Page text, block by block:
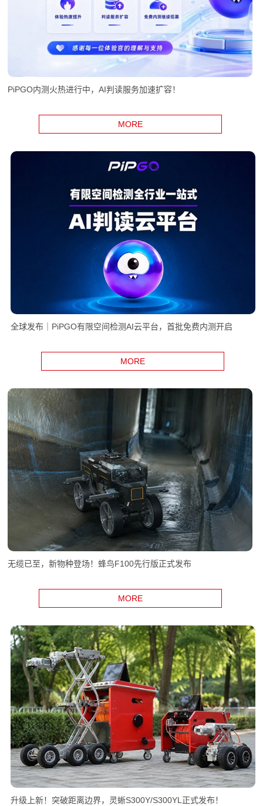
PiPGO内测火热进行中，AI判读服务加速扩容！
MORE
全球发布｜PiPGO有限空间检测AI云平台，首批免费内测开启
MORE
无缆已至，新物种登场！蜂鸟F100先行版正式发布
MORE
升级上新！突破距离边界，灵蜥S300Y/S300YL正式发布！